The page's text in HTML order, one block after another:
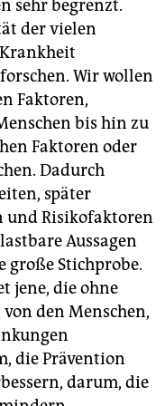
Bundesländern und
sehr begrenzt.
der vielen
Wir wollen
Faktoren,
bis hin zu
Faktoren oder
Dadurch
später
und Risikofaktoren
Aussagen
große Stichprobe.
jene, die ohne
den Menschen,
die Prävention
darum, die